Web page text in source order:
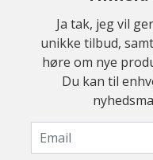
Ja tak, jeg vil
unikke tilbud,
høre om nye
Du kan til